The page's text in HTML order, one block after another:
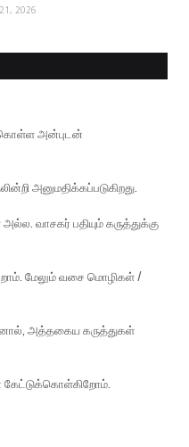
2026
கொள்ள அன்புடன்
அனுமதிக்கப்படுகிறது.
வாசகர் பதியும் கருத்துக்கு
மேலும் வசை மொழிகள் /
அத்தகைய கருத்துகள்
கேட்டுக்கொள்கிறோம்.